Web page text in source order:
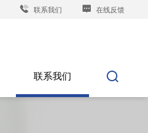
联系我们 在线反馈
联系我们